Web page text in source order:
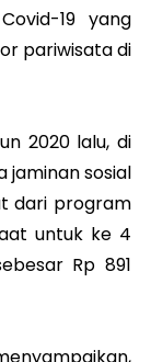
19 yang
pariwisata di
2020 lalu, di
jaminan sosial
dari program
untuk ke 4
Rp 891